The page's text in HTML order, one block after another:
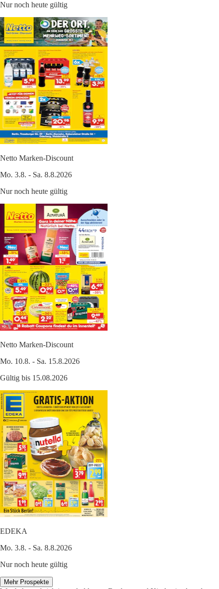
Nur noch heute gültig
Netto Marken-Discount
Mo. 3.8. - Sa. 8.8.2026
Nur noch heute gültig
Netto Marken-Discount
Mo. 10.8. - Sa. 15.8.2026
Gültig bis 15.08.2026
EDEKA
Mo. 3.8. - Sa. 8.8.2026
Nur noch heute gültig
Mehr Prospekte